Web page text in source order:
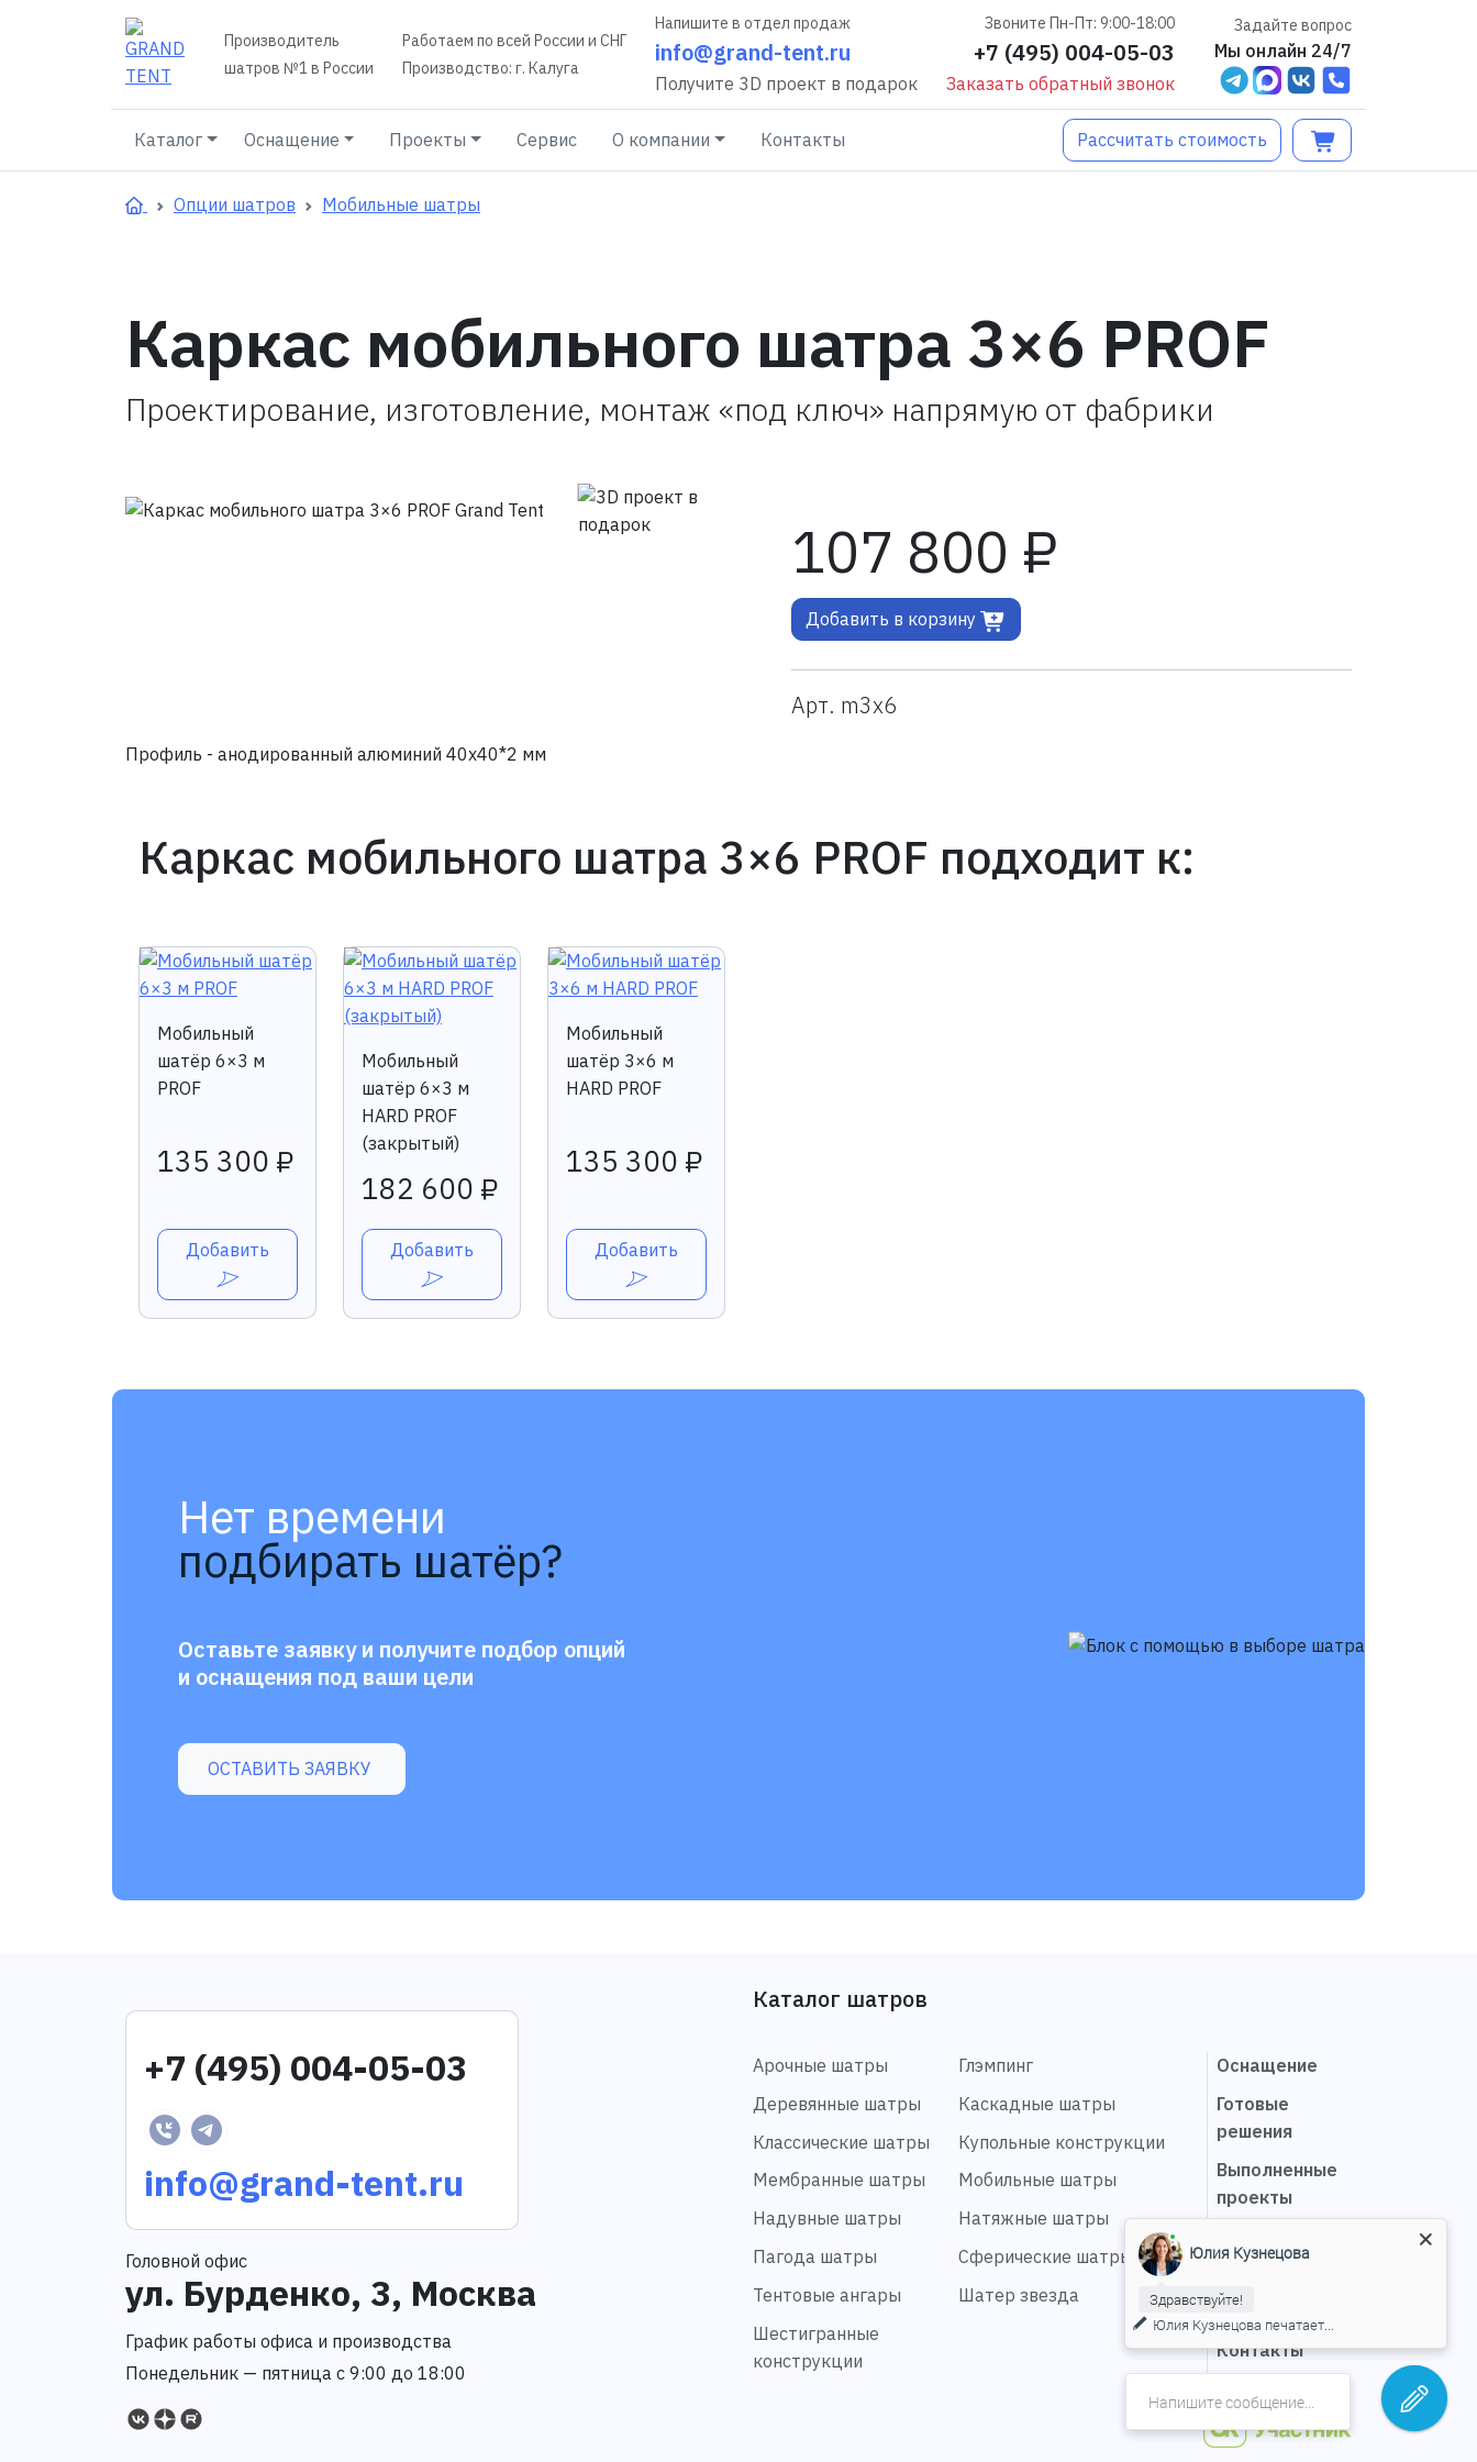
Производитель
шатров №1 в России
Работаем по всей России и СНГ
Производство: г. Калуга
Напишите в отдел продаж
info@grand-tent.ru
Получите 3D проект в подарок
Звоните Пн-Пт: 9:00-18:00
+7 (495) 004-05-03
Заказать обратный звонок
Задайте вопрос
Мы онлайн 24/7
Каталог Оснащение Проекты Сервис О компании Контакты Рассчитать стоимость
Опции шатров Мобильные шатры
Каркас мобильного шатра 3×6 PROF
Проектирование, изготовление, монтаж «под ключ» напрямую от фабрики
107 800 ₽
Добавить в корзину
Арт. m3x6
Профиль - анодированный алюминий 40х40*2 мм
Каркас мобильного шатра 3×6 PROF подходит к:
Мобильный
шатёр 6×3 м
PROF
135 300 ₽
Добавить
Мобильный
шатёр 6×3 м
HARD PROF
(закрытый)
182 600 ₽
Добавить
Мобильный
шатёр 3×6 м
HARD PROF
135 300 ₽
Добавить
Нет времени
подбирать шатёр?
Оставьте заявку и получите подбор опций
и оснащения под ваши цели
ОСТАВИТЬ ЗАЯВКУ
+7 (495) 004-05-03
info@grand-tent.ru
Головной офис
ул. Бурденко, 3, Москва
График работы офиса и производства
Понедельник — пятница с 9:00 до 18:00
Каталог шатров
Арочные шатры
Деревянные шатры
Классические шатры
Мембранные шатры
Надувные шатры
Пагода шатры
Тентовые ангары
Шестигранные
конструкции
Глэмпинг
Каскадные шатры
Купольные конструкции
Мобильные шатры
Натяжные шатры
Сферические шатры
Шатер звезда
Оснащение
Готовые
решения
Выполненные
проекты
Карьера
Контакты
Юлия Кузнецова
Здравствуйте!
Юлия Кузнецова печатает...